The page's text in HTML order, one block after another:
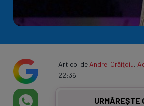
Articol de Andrei Crăiţoiu,
22:36
URMĂREȘTE